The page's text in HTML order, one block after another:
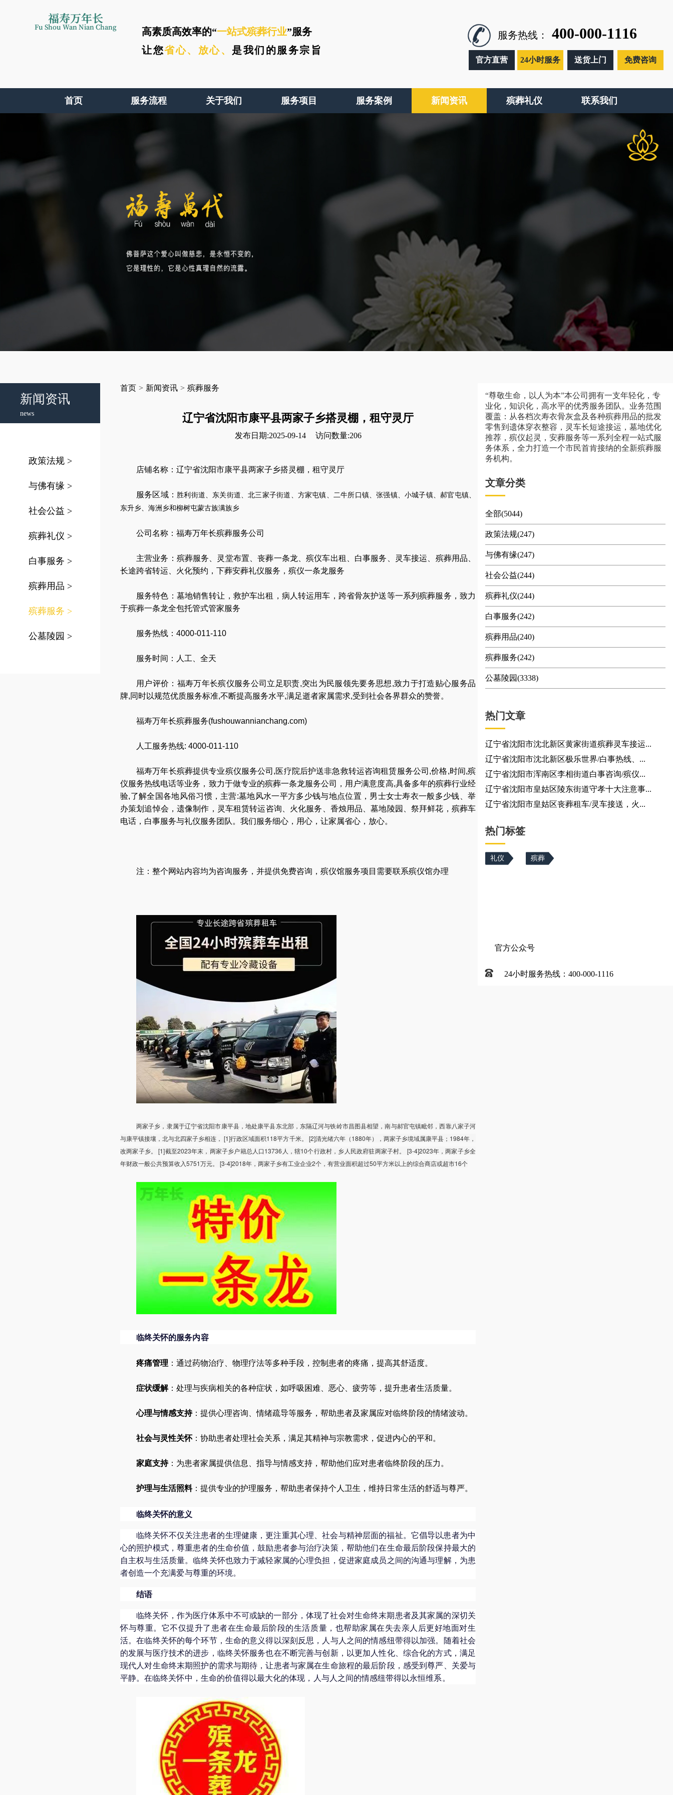
福寿万年长
Fu Shou Wan Nian Chang 高素质高效率的“一站式殡葬行业”服务
让您省心、 放心、 是我们的服务宗旨
服务热线： 400-000-1116
官方直营 24小时服务 送货上门 免费咨询
首页 服务流程 关于我们 服务项目 服务案例 新闻资讯 殡葬礼仪 联系我们
新闻资讯
news
政策法规 >
与佛有缘 >
社会公益 >
殡葬礼仪 >
白事服务 >
殡葬用品 >
殡葬服务 >
公墓陵园 >
首页 > 新闻资讯 > 殡葬服务
辽宁省沈阳市康平县两家子乡搭灵棚，租守灵厅
发布日期:2025-09-14 访问数量:206
店铺名称：辽宁省沈阳市康平县两家子乡搭灵棚，租守灵厅
服务区域： 胜利街道、东关街道、北三家子街道、方家屯镇、二牛所口镇、张强镇、小城子镇、郝官屯镇、
东升乡、海洲乡和柳树屯蒙古族满族乡
公司名称： 福寿万年长殡葬服务公司
主营业务： 殡葬服务 灵堂布置 、丧葬一条龙 、殡仪车出租 白事服务 灵车接运 殡葬用品
长途跨省转运
火化预约 ， 下葬安葬礼仪服务 ， 殡仪一条龙服务
服务特色： 墓地销售转让 ， 救护车出租 ， 病人转运用车 ， 跨省骨灰护送等一系列殡葬服务， 致力
于殡葬一条龙全包托管式管家服务
服务热线：4000-011-110
服务时间：人工、全天
用户评价：福寿万年长殡仪服务公司立足职责,突出为民服领先要务思想,致力于打造贴心服务品
牌,同时以规范优质服务标准,不断提高服务水平,满足逝者家属需求,受到社会各界群众的赞誉。
福寿万年长殡葬服务(fushouwannianchang.com)
人工服务热线: 4000-011-110
福寿万年长殡葬提供专业殡仪服务公司 ,医疗院后护送非急救转运咨询租赁服务公司 ,价格,时间,殡
仪服务热线电话等业务，致力于做专业的殡葬一条龙服务公司
，用户满意度高,具备多年的殡葬行业经
验,了解全国各地风俗习惯，主营:墓地风水一平方多少钱与地点位置 ， 男士女士寿衣一般多少钱 、举
办策划追悼会 ， 遗像制作 ， 灵车租赁转运咨询 火化服务 香烛用品 、墓地陵园 、祭拜鲜花 ， 殡葬车
电话 ， 白事服务与礼仪服务团队 。我们服务细心，用心，让家属省心，放心。
注：整个网站内容均为咨询服务，并提供免费咨询，殡仪馆服务项目需要联系殡仪馆办理
两家子乡，隶属于辽宁省沈阳市康平县，地处康平县东北部，东隔辽河与铁岭市昌图县相望，南与郝官屯镇毗邻，西靠八家子河
与康平镇接壤，北与北四家子乡相连， [1]行政区域面积118平方千米。 [2]清光绪六年（1880年），两家子乡境域属康平县；1984年，
改两家子乡。 [1]截至2023年末，两家子乡户籍总人口13736人，辖10个行政村，乡人民政府驻两家子村。 [3-4]2023年，两家子乡全
年财政一般公共预算收入5751万元。 [3-4]2018年，两家子乡有工业企业2个，有营业面积超过50平方米以上的综合商店或超市16个
临终关怀的服务内容
疼痛管理 ：通过药物治疗、物理疗法等多种手段，控制患者的疼痛，提高其舒适度。
症状缓解：处理与疾病相关的各种症状，如呼吸困难、恶心、疲劳等，提升患者生活质量。
心理与情感支持：提供心理咨询、情绪疏导等服务，帮助患者及家属应对临终阶段的情绪波动。
社会与灵性关怀：协助患者处理社会关系，满足其精神与宗教需求，促进内心的平和。
家庭支持：为患者家属提供信息、指导与情感支持，帮助他们应对患者临终阶段的压力。
护理与生活照料：提供专业的护理服务，帮助患者保持个人卫生，维持日常生活的舒适与尊严。
临终关怀的意义
临终关怀不仅关注患者的生理健康，更注重其心理、社会与精神层面的福祉。它倡导以患者为中
心的照护模式，尊重患者的生命价值，鼓励患者参与治疗决策，帮助他们在生命最后阶段保持最大的
自主权与生活质量。临终关怀也致力于减轻家属的心理负担，促进家庭成员之间的沟通与理解，为患
者创造一个充满爱与尊重的环境。
结语
临终关怀，作为医疗体系中不可或缺的一部分，体现了社会对生命终末期患者及其家属的深切关
怀与尊重。它不仅提升了患者在生命最后阶段的生活质量，也帮助家属在失去亲人后更好地面对生
活。在临终关怀的每个环节，生命的意义得以深刻反思，人与人之间的情感纽带得以加强。随着社会
的发展与医疗技术的进步，临终关怀服务也在不断完善与创新，以更加人性化、综合化的方式，满足
现代人对生命终末期照护的需求与期待，让患者与家属在生命旅程的最后阶段，感受到尊严、关爱与
平静。在临终关怀中，生命的价值得以最大化的体现，人与人之间的情感纽带得以永恒维系。
“尊敬生命，以人为本”本公司拥有一支年轻化，专
业化，知识化，高水平的优秀服务团队。业务范围
覆盖：从各档次寿衣骨灰盒及各种殡葬用品的批发
零售到遗体穿衣整容，灵车长短途接运，墓地优化
推荐，殡仪起灵，安葬服务等一系列全程一站式服
务体系，全力打造一个市民首肯接纳的全新殡葬服
务机构。
文章分类
全部(5044)
政策法规(247)
与佛有缘(247)
社会公益(244)
殡葬礼仪(244)
白事服务(242)
殡葬用品(240)
殡葬服务(242)
公墓陵园(3338)
热门文章
辽宁省沈阳市沈北新区黄家街道殡葬灵车接运...
辽宁省沈阳市沈北新区极乐世界/白事热线、...
辽宁省沈阳市浑南区李相街道白事咨询/殡仪...
辽宁省沈阳市皇姑区陵东街道守孝十大注意事...
辽宁省沈阳市皇姑区丧葬租车/灵车接送，火...
热门标签
礼仪 殡葬
官方公众号
24小时服务热线：400-000-1116